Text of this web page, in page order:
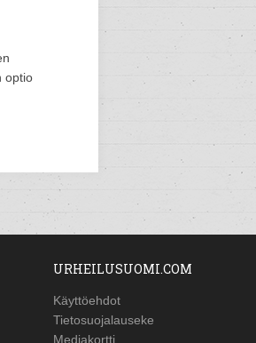
optio
URHEILUSUOMI.COM
Käyttöehdot
Tietosuojalauseke
Mediakortti